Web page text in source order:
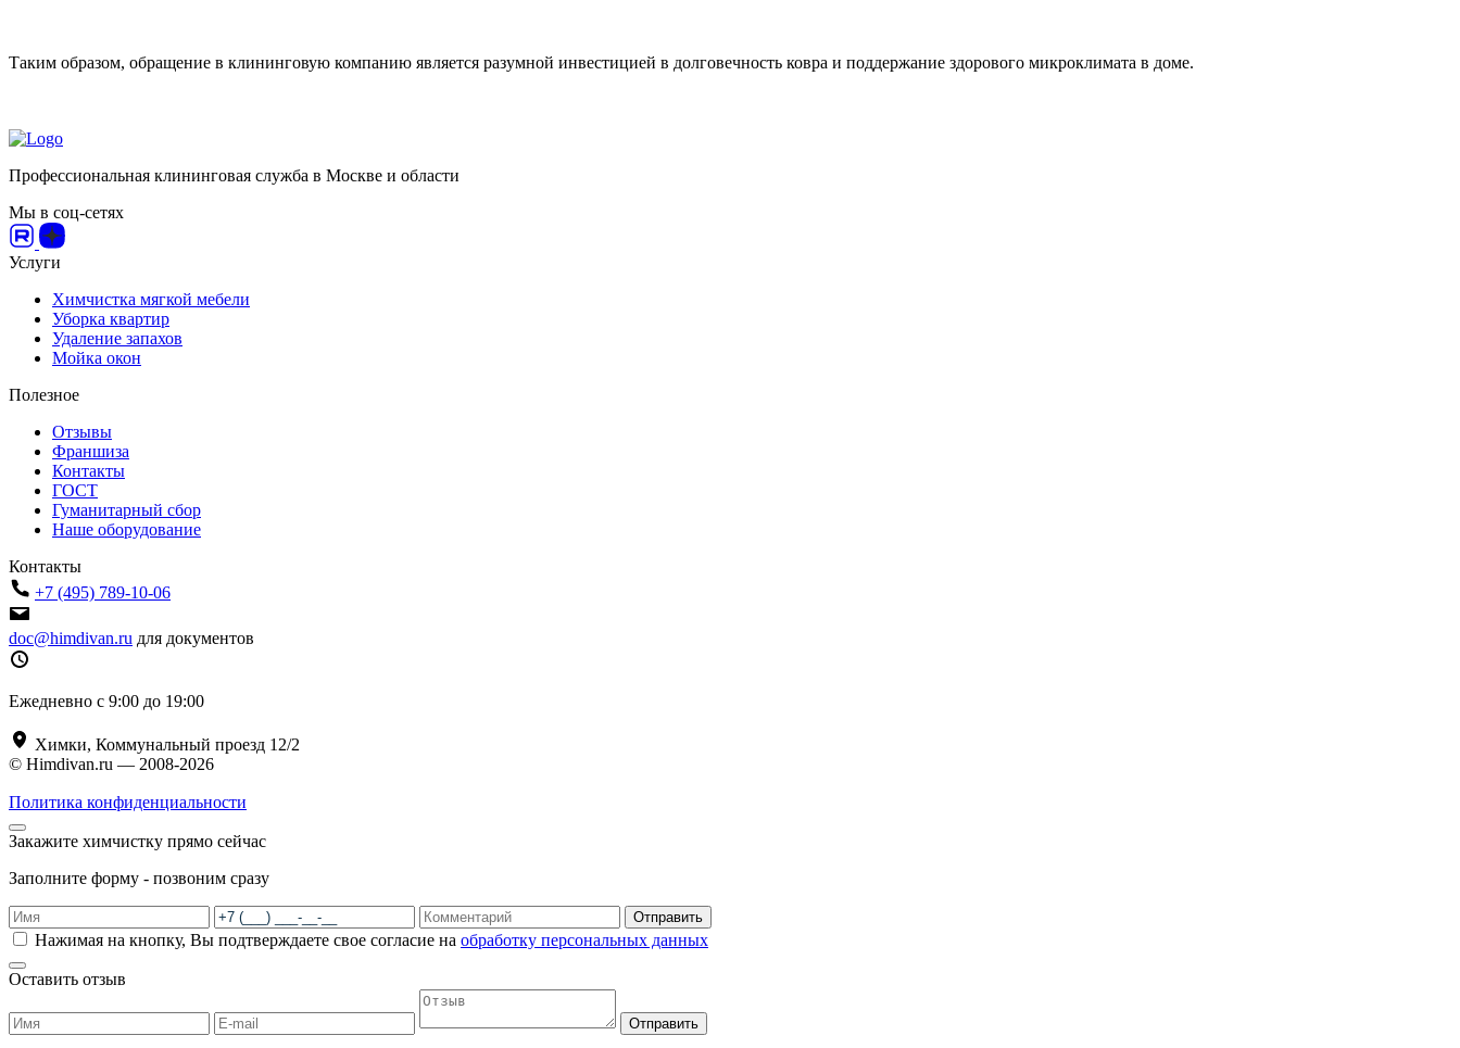
Таким образом, обращение в клининговую компанию является разумной инвестицией в долговечность ковра и поддержание здорового микроклимата в доме.
Профессиональная клининговая служба в Москве и области
Мы в соц-сетях
Услуги
Химчистка мягкой мебели
Уборка квартир
Удаление запахов
Мойка окон
Полезное
Отзывы
Франшиза
Контакты
ГОСТ
Гуманитарный сбор
Наше оборудование
Контакты
+7 (495) 789-10-06
doc@himdivan.ru для документов
Ежедневно с 9:00 до 19:00
Химки, Коммунальный проезд 12/2
© Himdivan.ru — 2008-2026
Политика конфиденциальности
Закажите химчистку прямо сейчас
Заполните форму - позвоним сразу
Отправить
Нажимая на кнопку, Вы подтверждаете свое согласие на обработку персональных данных
Оставить отзыв
Отправить